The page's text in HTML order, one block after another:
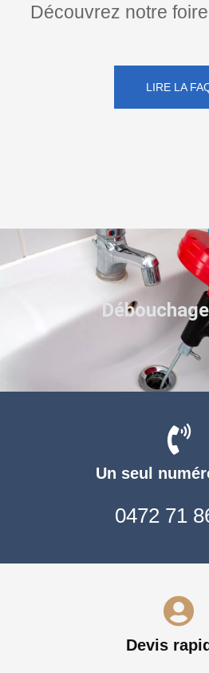
Découvrez notre
LIRE LA
Un seul
0472 71
Devis